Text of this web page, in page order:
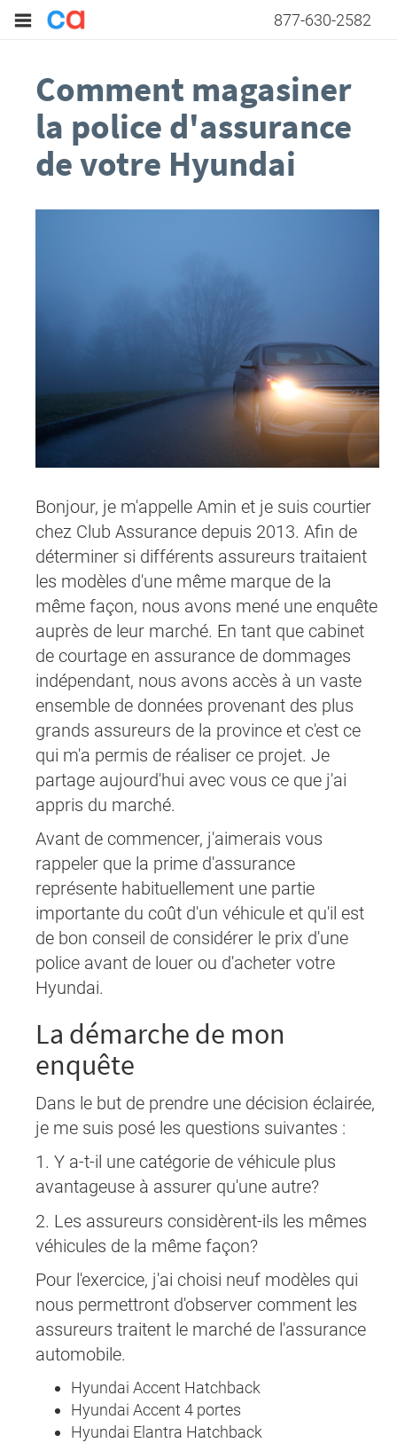
877-630-2582
Comment magasiner
la police d'assurance
de votre Hyundai
Bonjour, je m'appelle Amin et je suis courtier
chez Club Assurance depuis 2013. Afin de
déterminer si différents assureurs traitaient
les modèles d'une même marque de la
même façon, nous avons mené une enquête
auprès de leur marché. En tant que cabinet
de courtage en assurance de dommages
indépendant, nous avons accès à un vaste
ensemble de données provenant des plus
grands assureurs de la province et c'est ce
qui m'a permis de réaliser ce projet. Je
partage aujourd'hui avec vous ce que j'ai
appris du marché.
Avant de commencer, j'aimerais vous
rappeler que la prime d'assurance
représente habituellement une partie
importante du coût d'un véhicule et qu'il est
de bon conseil de considérer le prix d'une
police avant de louer ou d'acheter votre
Hyundai.
La démarche de mon
enquête
Dans le but de prendre une décision éclairée,
je me suis posé les questions suivantes :
1. Y a-t-il une catégorie de véhicule plus
avantageuse à assurer qu'une autre?
2. Les assureurs considèrent-ils les mêmes
véhicules de la même façon?
Pour l'exercice, j'ai choisi neuf modèles qui
nous permettront d'observer comment les
assureurs traitent le marché de l'assurance
automobile.
Hyundai Accent Hatchback
Hyundai Accent 4 portes
Hyundai Elantra Hatchback